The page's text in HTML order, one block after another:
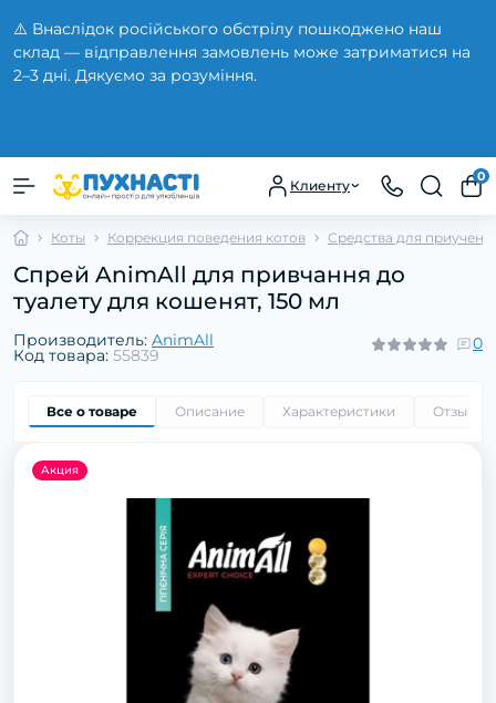
⚠️ Внаслідок російського обстрілу пошкоджено наш
склад — відправлення замовлень може затриматися на
2–3 дні. Дякуємо за розуміння.
Клиенту
0
Коты Коррекция поведения котов Средства для
Спрей AnimAll для привчання до
туалету для кошенят, 150 мл
Производитель: AnimAll
Код товара: 55839
0
Все о товаре Описание Характеристики Отзывы
Акция